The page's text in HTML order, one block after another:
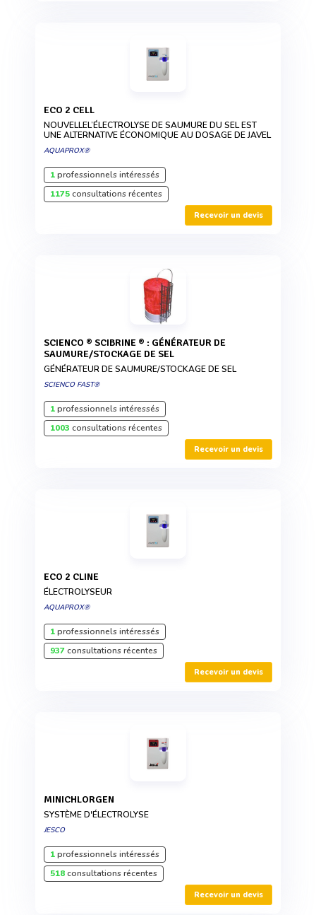
ECO 2 CELL
NOUVELLEL’ÉLECTROLYSE DE SAUMURE DU SEL EST
UNE ALTERNATIVE ÉCONOMIQUE AU DOSAGE DE JAVEL
AQUAPROX®
1professionnels intéressés
1175consultations récentes
Recevoir un devis
SCIENCO ® SCIBRINE ® : GÉNÉRATEUR DE
SAUMURE/STOCKAGE DE SEL
GÉNÉRATEUR DE SAUMURE/STOCKAGE DE SEL
SCIENCO FAST®
1professionnels intéressés
1003 consultations récentes
Recevoir un devis
ECO 2 CLINE
ÉLECTROLYSEUR
AQUAPROX®
1professionnels intéressés
937consultations récentes
Recevoir un devis
MINICHLORGEN
SYSTÈME D'ÉLECTROLYSE
JESCO
1professionnels intéressés
518consultations récentes
Recevoir un devis